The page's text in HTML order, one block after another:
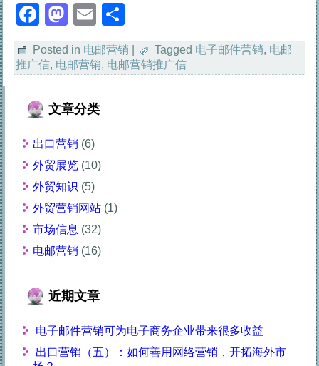
Facebook
Mastodon
Email
享
Posted in 电邮营销 Tagged 电子邮件营销, 电邮
推广信, 电邮营销, 电邮营销推广信
文章分类
出口营销 (6)
外贸展览 (10)
外贸知识 (5)
外贸营销网站 (1)
市场信息 (32)
电邮营销 (16)
近期文章
电子邮件营销可为电子商务企业带来很多收益
出口营销（五）：如何善用网络营销，开拓海外市